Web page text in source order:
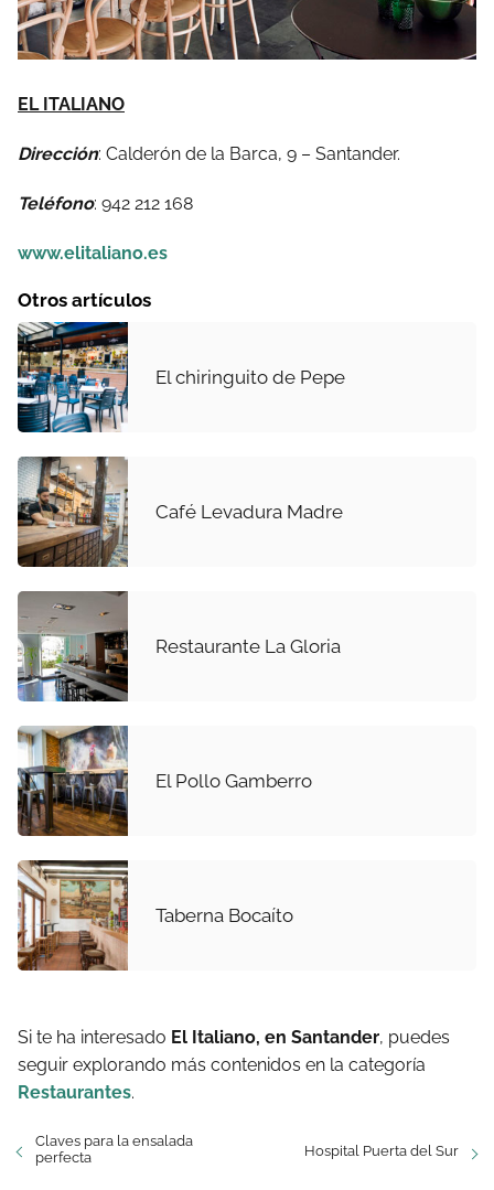
EL ITALIANO
Dirección: Calderón de la Barca, 9 – Santander.
Teléfono: 942 212 168
www.elitaliano.es
Otros artículos
El chiringuito de Pepe
Café Levadura Madre
Restaurante La Gloria
El Pollo Gamberro
Taberna Bocaíto
Si te ha interesado El Italiano, en Santander, puedes
seguir explorando más contenidos en la categoría
Restaurantes.
Claves para la ensalada
perfecta
Hospital Puerta del Sur